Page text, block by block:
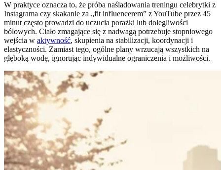
W praktyce oznacza to, że próba naśladowania treningu celebrytki z
Instagrama czy skakanie za „fit influencerem” z YouTube przez 45
minut często prowadzi do uczucia porażki lub dolegliwości
bólowych. Ciało zmagające się z nadwagą potrzebuje stopniowego
wejścia w aktywność, skupienia na stabilizacji, koordynacji i
elastyczności. Zamiast tego, ogólne plany wrzucają wszystkich na
głęboką wodę, ignorując indywidualne ograniczenia i możliwości.